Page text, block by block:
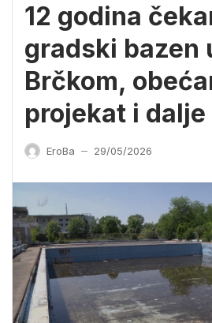
12 godina
gradski bazen
Brčkom,
projekat i
EroBa — 29/05/2026